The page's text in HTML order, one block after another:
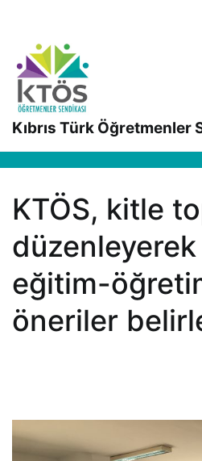
Kıbrıs Türk Öğretmenler
KTÖS, kitle
eğitim-
öneriler